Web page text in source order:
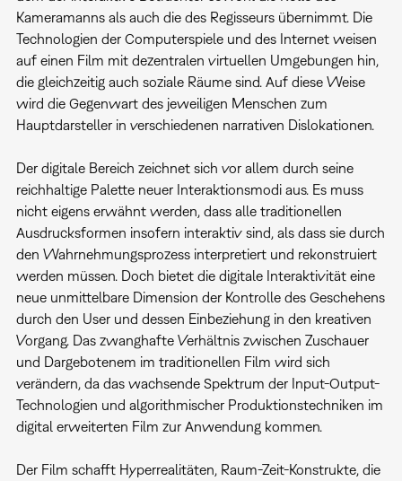
Kameramanns als auch die des Regisseurs übernimmt. Die
Technologien der Computerspiele und des Internet weisen
auf einen Film mit dezentralen virtuellen Umgebungen hin,
die gleichzeitig auch soziale Räume sind. Auf diese Weise
wird die Gegenwart des jeweiligen Menschen zum
Hauptdarsteller in verschiedenen narrativen Dislokationen.
Der digitale Bereich zeichnet sich vor allem durch seine
reichhaltige Palette neuer Interaktionsmodi aus. Es muss
nicht eigens erwähnt werden, dass alle traditionellen
Ausdrucksformen insofern interaktiv sind, als dass sie durch
den Wahrnehmungsprozess interpretiert und rekonstruiert
werden müssen. Doch bietet die digitale Interaktivität eine
neue unmittelbare Dimension der Kontrolle des Geschehens
durch den User und dessen Einbeziehung in den kreativen
Vorgang. Das zwanghafte Verhältnis zwischen Zuschauer
und Dargebotenem im traditionellen Film wird sich
verändern, da das wachsende Spektrum der Input-Output-
Technologien und algorithmischer Produktionstechniken im
digital erweiterten Film zur Anwendung kommen.
Der Film schafft Hyperrealitäten, Raum-Zeit-Konstrukte, die